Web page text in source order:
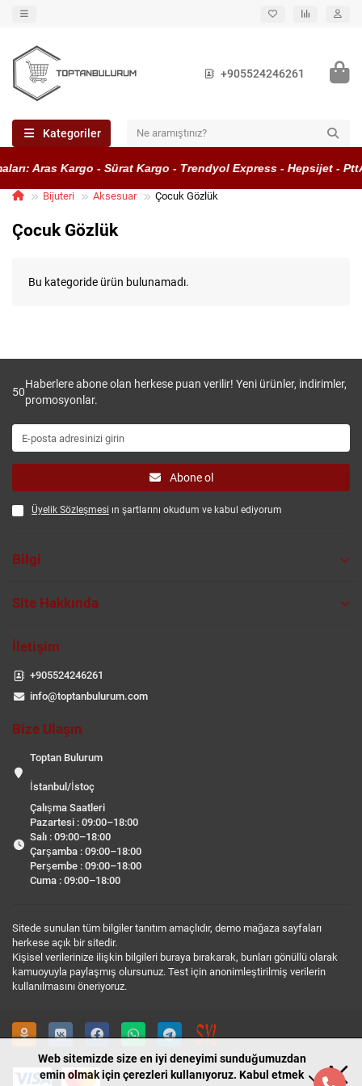
+905524246261
Kategoriler
Aras Kargo - Sürat Kargo - Trendyol Express - Hepsijet -
Bijuteri Aksesuar Çocuk Gözlük
Çocuk Gözlük
Bu kategoride ürün bulunamadı.
50
Haberlere abone olan herkese puan verilir! Yeni ürünler, indirimler,
promosyonlar.
Abone ol
Üyelik Sözleşmesi ın şartlarını okudum ve kabul ediyorum
Bilgi
Site Hakkında
İletişim
+905524246261
info@toptanbulurum.com
Bize Ulaşın
Toptan Bulurum
İstanbul/İstoç
Çalışma Saatleri
Pazartesi : 09:00–18:00
Salı : 09:00–18:00
Çarşamba : 09:00–18:00
Perşembe : 09:00–18:00
Cuma : 09:00–18:00
Sitede sunulan tüm bilgiler tanıtım amaçlıdır, demo mağaza sayfaları
herkese açık bir sitedir.
Kişisel verilerinize ilişkin bilgileri buraya bırakarak, bunları gönüllü olarak
kamuoyuyla paylaşmış olursunuz. Test için anonimleştirilmiş verilerin
kullanılmasını öneriyoruz.
Web sitemizde size en iyi deneyimi sunduğumuzdan
emin olmak için çerezleri kullanıyoruz. Kabul etmek